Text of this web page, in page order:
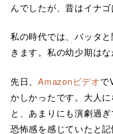
んでしたが、昔はイナ
私の時代では、バッタと
きます。私の幼少期は
先日、Amazonビデオで
かしかったです。大人
と、あまりにも演劇過
恐怖感を感じていたと記